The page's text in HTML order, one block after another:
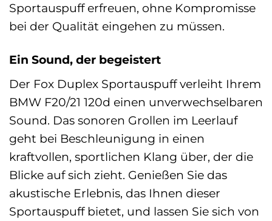
Sportauspuff erfreuen, ohne Kompromisse
bei der Qualität eingehen zu müssen.
Ein Sound, der begeistert
Der Fox Duplex Sportauspuff verleiht Ihrem
BMW F20/21 120d einen unverwechselbaren
Sound. Das sonoren Grollen im Leerlauf
geht bei Beschleunigung in einen
kraftvollen, sportlichen Klang über, der die
Blicke auf sich zieht. Genießen Sie das
akustische Erlebnis, das Ihnen dieser
Sportauspuff bietet, und lassen Sie sich von